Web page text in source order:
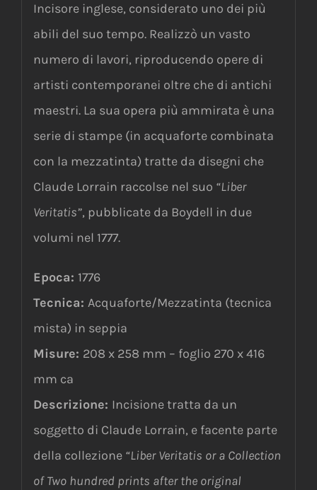
Incisore inglese, considerato uno dei più
abili del suo tempo. Realizzò un vasto
numero di lavori, riproducendo opere di
artisti contemporanei oltre che di antichi
maestri. La sua opera più ammirata è una
serie di stampe (in acquaforte combinata
con la mezzatinta) tratte da disegni che
Claude Lorrain raccolse nel suo “Liber
Veritatis”, pubblicate da Boydell in due
volumi nel 1777.
Epoca: 1776
Tecnica: Acquaforte/Mezzatinta (tecnica
mista) in seppia
Misure: 208 x 258 mm – foglio 270 x 416
mm ca
Descrizione: Incisione tratta da un
soggetto di Claude Lorrain, e facente parte
della collezione “Liber Veritatis or a Collection
of Two hundred prints after the original